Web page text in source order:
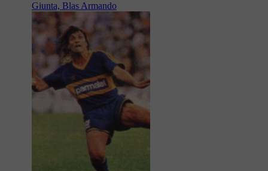
Giunta, Blas Armando